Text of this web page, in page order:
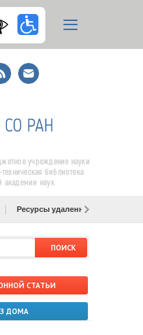
E-
mail
подписка
учреждение науки
библиотека
академии наук
Ресурсы удаленного доступа
СТАТЬИ
ДОМА